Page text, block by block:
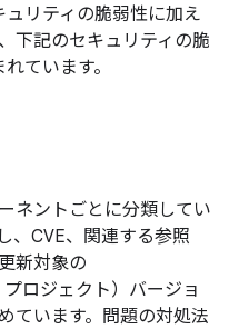
リティの脆弱性に加え
下記のセキュリティの脆
ています。
ネントごとに分類してい
、CVE、関連する参照
新対象の
ロジェクト）バージョ
ています。問題の対処法